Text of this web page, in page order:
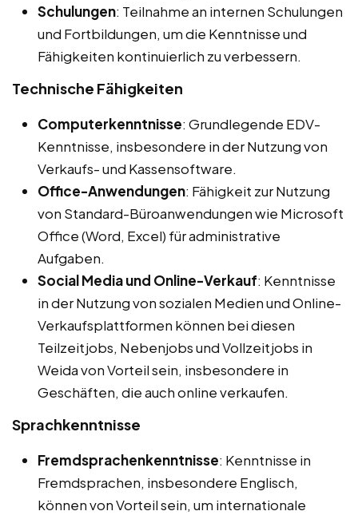
Schulungen: Teilnahme an internen Schulungen
und Fortbildungen, um die Kenntnisse und
Fähigkeiten kontinuierlich zu verbessern.
Technische Fähigkeiten
Computerkenntnisse: Grundlegende EDV-
Kenntnisse, insbesondere in der Nutzung von
Verkaufs- und Kassensoftware.
Office-Anwendungen: Fähigkeit zur Nutzung
von Standard-Büroanwendungen wie Microsoft
Office (Word, Excel) für administrative
Aufgaben.
Social Media und Online-Verkauf: Kenntnisse
in der Nutzung von sozialen Medien und Online-
Verkaufsplattformen können bei diesen
Teilzeitjobs, Nebenjobs und Vollzeitjobs in
Weida von Vorteil sein, insbesondere in
Geschäften, die auch online verkaufen.
Sprachkenntnisse
Fremdsprachenkenntnisse: Kenntnisse in
Fremdsprachen, insbesondere Englisch,
können von Vorteil sein, um internationale